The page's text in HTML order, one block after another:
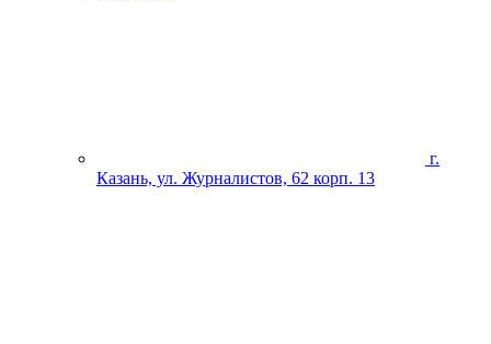
г.
Казань, ул. Журналистов, 62 корп. 13